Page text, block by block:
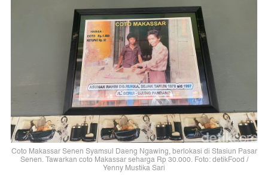
Coto Makassar Senen Syamsul Daeng Ngawing, berlokasi di Stasiun Pasar
Senen. Tawarkan coto Makassar seharga Rp 30.000. Foto: detikFood /
Yenny Mustika Sari